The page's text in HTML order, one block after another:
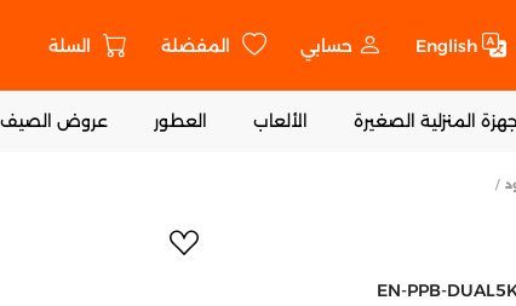
English حسابي المفضلة السلة
المنزلية الصغيرة الألعاب العطور عروض الصيف
أضف إلى
EN-PPB-